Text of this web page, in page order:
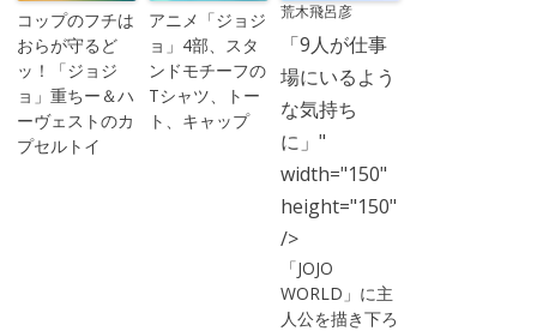
コップのフチは
おらが守るど
ッ！「ジョジ
ョ」重ちー＆ハ
ーヴェストのカ
プセルトイ
アニメ「ジョジ
ョ」4部、スタ
ンドモチーフの
Tシャツ、トー
ト、キャップ
荒木飛呂彦
「9人が仕事
場にいるよう
な気持ち
に」"
width="150"
height="150"
/>
「JOJO
WORLD」に主
人公を描き下ろ